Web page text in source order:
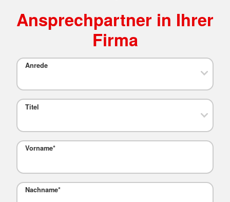
Ansprechpartner in Ihrer
Firma
Anrede
Titel
Vorname*
Nachname*